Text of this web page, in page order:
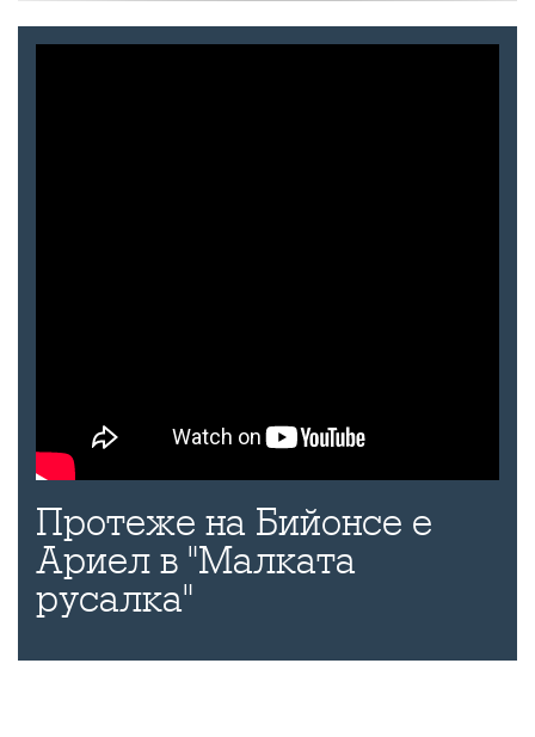
Протеже на Бийонсе е
Ариел в "Малката
русалка"